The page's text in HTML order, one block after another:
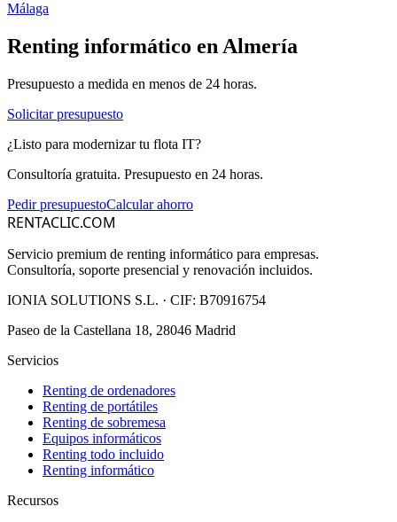
Málaga
Renting informático enAlmería
Presupuesto a medida en menos de 24 horas.
Solicitar presupuesto
¿Listo para modernizar tu flota IT?
Consultoría gratuita. Presupuesto en 24 horas.
Pedir presupuestoCalcular ahorro
RENTACLIC.COM
Servicio premium de renting informático para empresas.
Consultoría, soporte presencial y renovación incluidos.
IONIA SOLUTIONS S.L. · CIF: B70916754
Paseo de la Castellana 18, 28046 Madrid
Servicios
Renting de ordenadores
Renting de portátiles
Renting de sobremesa
Equipos informáticos
Renting todo incluido
Renting informático
Recursos